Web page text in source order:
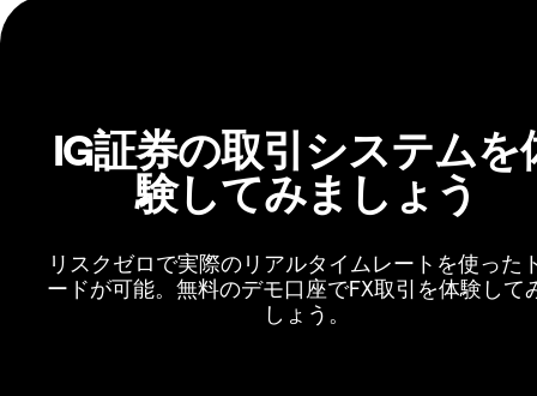
IG証券の取引システムを
験してみましょう
リスクゼロで実際のリアルタイムレートを使った
ードが可能。無料のデモ口座でFX取引を体験して
しょう。